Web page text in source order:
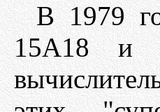
В 1979
15А18 и